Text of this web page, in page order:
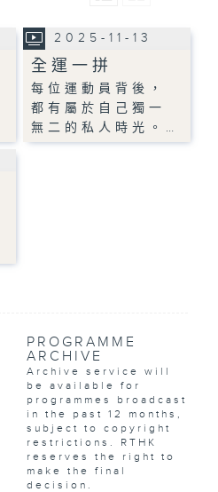
2025-11-13
全運一拼
每位運動員背後，
都有屬於自己獨一
無二的私人時光。…
PROGRAMME
ARCHIVE
Archive service will
be available for
programmes broadcast
in the past 12 months,
subject to copyright
restrictions. RTHK
reserves the right to
make the final
decision.